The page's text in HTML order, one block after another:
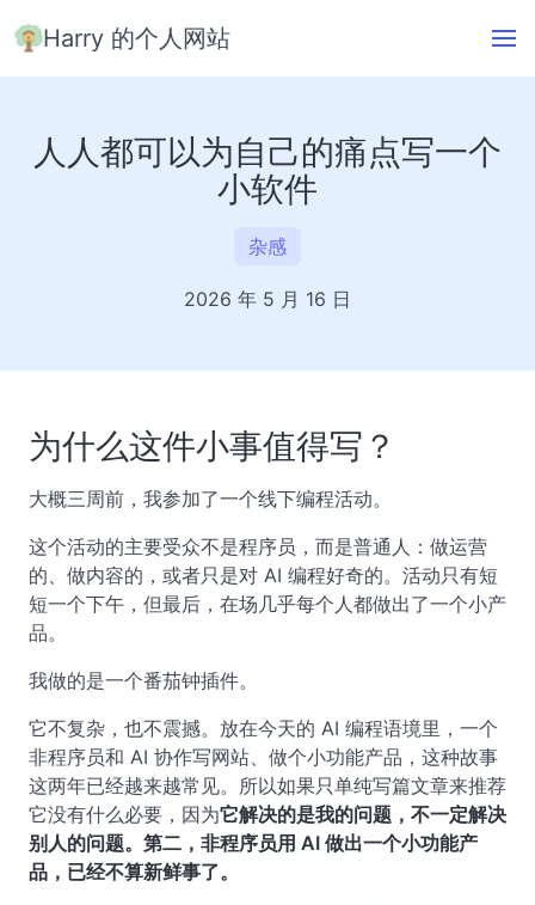
Harry 的个人网站
人人都可以为自己的痛点写一个
小软件
杂感
2026 年 5 月 16 日
为什么这件小事值得写？
大概三周前，我参加了一个线下编程活动。
这个活动的主要受众不是程序员，而是普通人：做运营
的、做内容的，或者只是对 AI 编程好奇的。活动只有短
短一个下午，但最后，在场几乎每个人都做出了一个小产
品。
我做的是一个番茄钟插件。
它不复杂，也不震撼。放在今天的 AI 编程语境里，一个
非程序员和 AI 协作写网站、做个小功能产品，这种故事
这两年已经越来越常见。所以如果只单纯写篇文章来推荐
它没有什么必要，因为它解决的是我的问题，不一定解决
别人的问题。第二，非程序员用 AI 做出一个小功能产
品，已经不算新鲜事了。